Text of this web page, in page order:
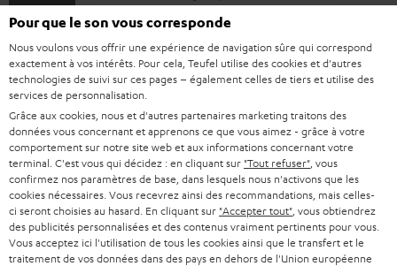
u
m
e
n
t
s
t
é
l
é
Livret de sécurité: ROCKSTER GO 2
I
n
f
o
r
m
Informations relatives à l’expédition
I
n
Garantie légale
Pour que le son vous corresponde
Nous voulons vous offrir une expérience de navigation sûre qui correspond
exactement à vos intérêts. Pour cela, Teufel utilise des cookies et d'autres
technologies de suivi sur ces pages – également celles de tiers et utilise des
services de personnalisation.
Grâce aux cookies, nous et d'autres partenaires marketing traitons des
données vous concernant et apprenons ce que vous aimez - grâce à votre
comportement sur notre site web et aux informations concernant votre
terminal. C'est vous qui décidez : en cliquant sur "Tout refuser" , vous
confirmez nos paramètres de base, dans lesquels nous n'activons que les
cookies nécessaires. Vous recevrez ainsi des recommandations, mais celles-
ci seront choisies au hasard. En cliquant sur "Accepter tout" , vous obtiendrez
des publicités personnalisées et des contenus vraiment pertinents pour vous.
Vous acceptez ici l'utilisation de tous les cookies ainsi que le transfert et le
traitement de vos données dans des pays en dehors de l'Union européenne